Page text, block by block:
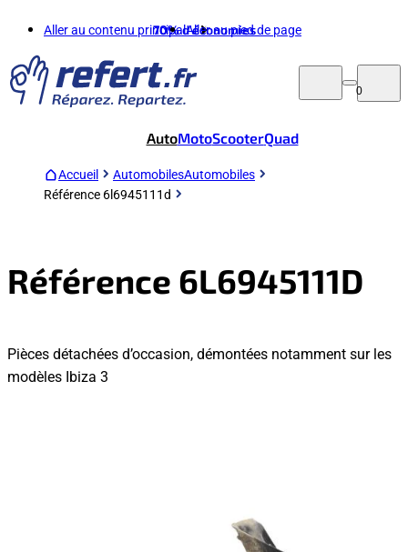
Aller au contenu principalAller au pied de page
70%d'économies
0
AutoMotoScooterQuad
Accueil AutomobilesAutomobiles
Référence 6l6945111d
Référence 6L6945111D
Pièces détachées d’occasion, démontées notamment sur les
modèles Ibiza 3